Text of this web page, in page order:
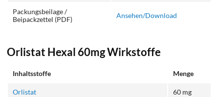
Packungsbeilage /
Beipackzettel (PDF)
Ansehen/Download
Orlistat Hexal 60mg Wirkstoffe
Inhaltsstoffe Menge
Orlistat 60 mg